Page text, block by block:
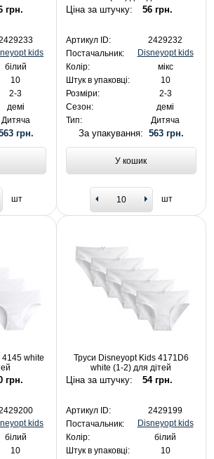
грн.
kids
білий
10
2-3
демі
Дитяча
грн.
шт
Ціна за штучку: 56 грн.
Артикул ID:
2429232
Постачальник:
Disneyopt kids
Колір:
мікс
Штук в упаковці:
10
Розміри:
2-3
Сезон:
демі
Тип:
Дитяча
За упакування: 563 грн.
У кошик
шт
4145 white
грн.
kids
білий
10
Труси Disneyopt Kids 4171D6
white (1-2) для дітей
Ціна за штучку: 54 грн.
Артикул ID:
2429199
Постачальник:
Disneyopt kids
Колір:
білий
Штук в упаковці:
10